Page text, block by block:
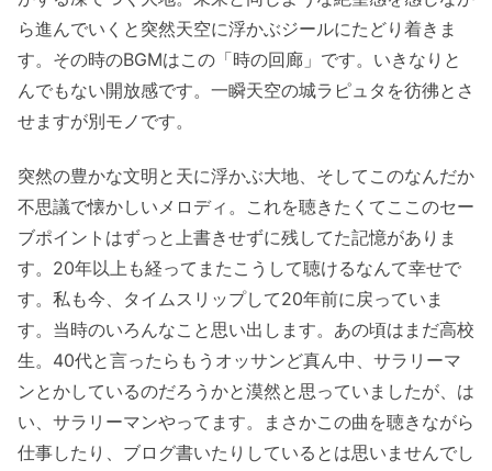
ら進んでいくと突然天空に浮かぶジールにたどり着きま
す。その時のBGMはこの「時の回廊」です。いきなりと
んでもない開放感です。一瞬天空の城ラピュタを彷彿とさ
せますが別モノです。
突然の豊かな文明と天に浮かぶ大地、そしてこのなんだか
不思議で懐かしいメロディ。これを聴きたくてここのセー
ブポイントはずっと上書きせずに残してた記憶がありま
す。20年以上も経ってまたこうして聴けるなんて幸せで
す。私も今、タイムスリップして20年前に戻っていま
す。当時のいろんなこと思い出します。あの頃はまだ高校
生。40代と言ったらもうオッサンど真ん中、サラリーマ
ンとかしているのだろうかと漠然と思っていましたが、は
い、サラリーマンやってます。まさかこの曲を聴きながら
仕事したり、ブログ書いたりしているとは思いませんでし